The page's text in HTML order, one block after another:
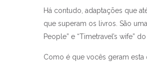
Há contudo, adaptações que
que superam os livros. São
People” e “Timetravel’s wife”
Como é que vocês geram esta